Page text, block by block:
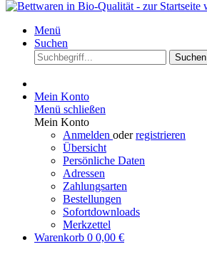
Menü
Suchen
Suchen
Mein Konto
Menü schließen
Mein Konto
Anmelden oderregistrieren
Übersicht
Persönliche Daten
Adressen
Zahlungsarten
Bestellungen
Sofortdownloads
Merkzettel
Warenkorb 0 0,00 €